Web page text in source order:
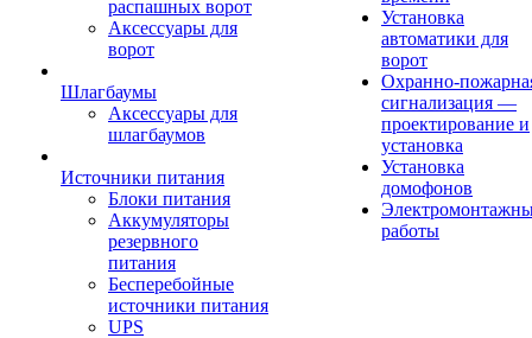
распашных ворот
Аксессуары для
ворот
Шлагбаумы
Аксессуары для
шлагбаумов
Источники питания
Блоки питания
Аккумуляторы
резервного
питания
Бесперебойные
источники питания
UPS
Установка
автоматики для
ворот
Охранно-
сигнализация —
проектирование и
установка
Установка
домофонов
работы